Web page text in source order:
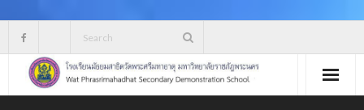
content